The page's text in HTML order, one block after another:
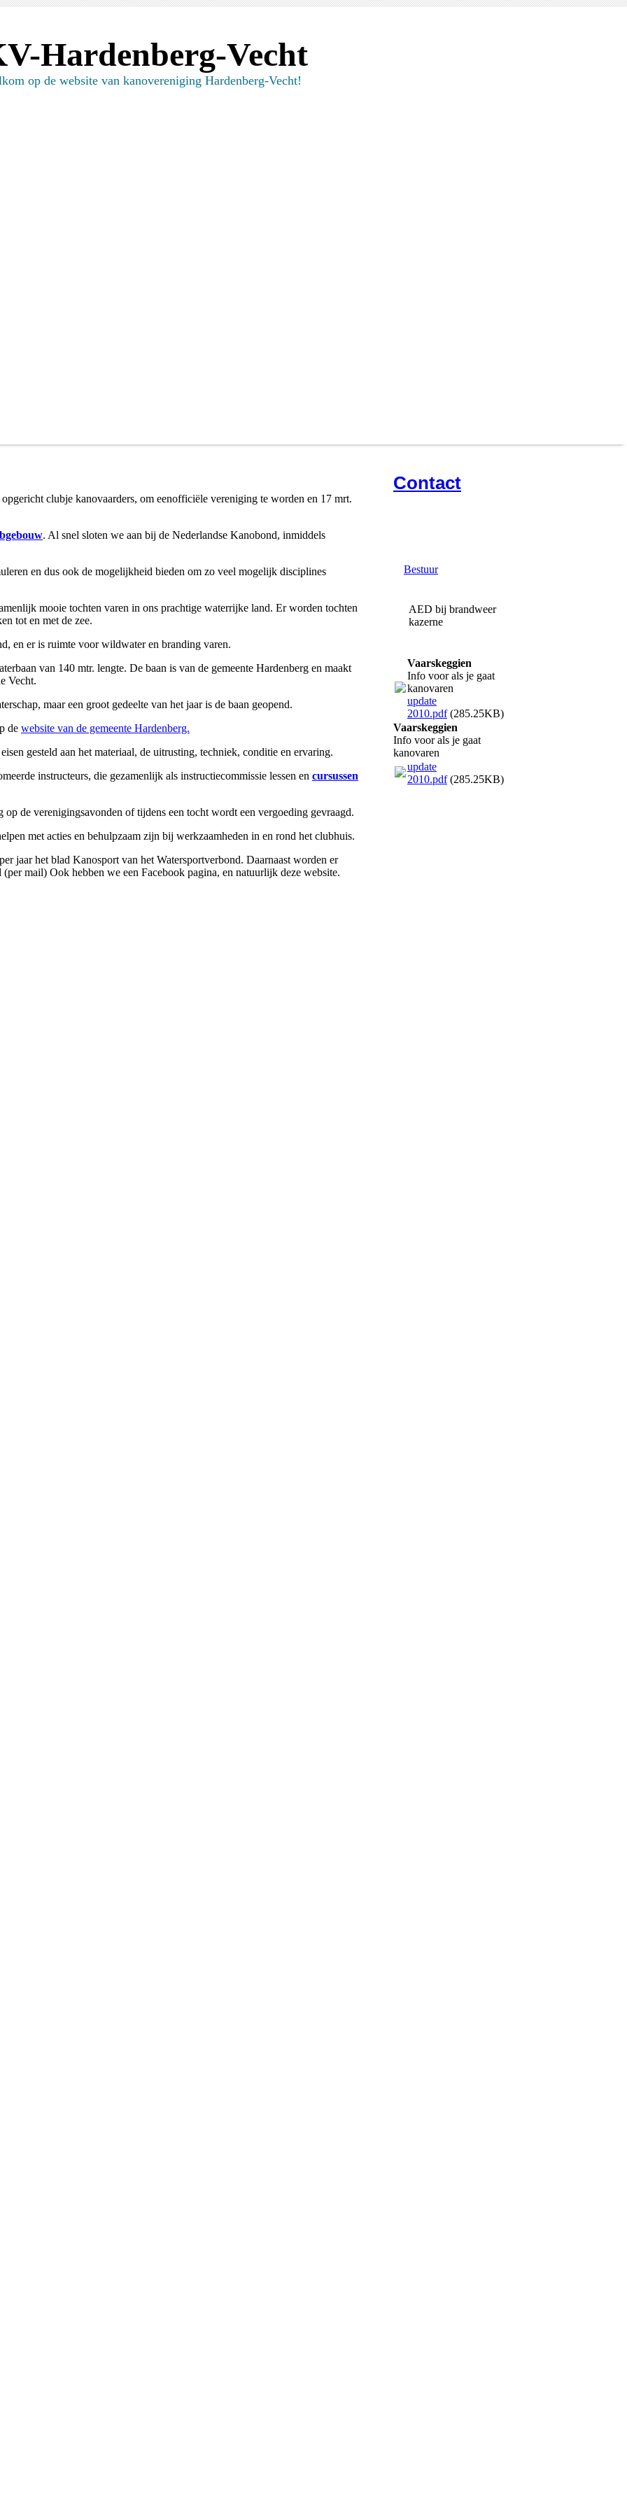
Hardenberg-Vecht
op de website van kanovereniging Hardenberg-Vecht!
clubje kanovaarders, om eenofficiële vereniging te worden en 17 mrt.
. Al snel sloten we aan bij de Nederlandse Kanobond, inmiddels
en dus ook de mogelijkheid bieden om zo veel mogelijk disciplines
mooie tochten varen in ons prachtige waterrijke land. Er worden tochten
tot en met de zee.
en er is ruimte voor wildwater en branding varen.
van 140 mtr. lengte. De baan is van de gemeente Hardenberg en maakt
Vecht.
maar een groot gedeelte van het jaar is de baan geopend.
de website van de gemeente Hardenberg.
gesteld aan het materiaal, de uitrusting, techniek, conditie en ervaring.
instructeurs, die gezamenlijk als instructiecommissie lessen en cursussen
de verenigingsavonden of tijdens een tocht wordt een vergoeding gevraagd.
met acties en behulpzaam zijn bij werkzaamheden in en rond het clubhuis.
jaar het blad Kanosport van het Watersportverbond. Daarnaast worden er
mail) Ook hebben we een Facebook pagina, en natuurlijk deze website.
Contact
Bestuur
AED bij brandweer
kazerne
Vaarskeggien
Info voor als je gaat
kanovaren
update
2010.pdf(285.25KB)
Vaarskeggien
Info voor als je gaat
kanovaren
update
2010.pdf(285.25KB)